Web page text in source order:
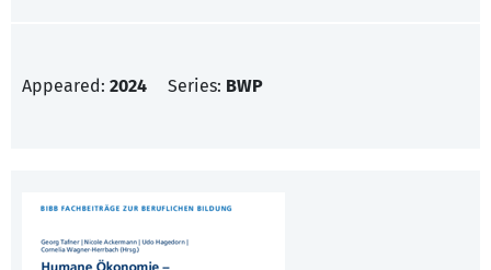
Appeared: 2024 Series: BWP